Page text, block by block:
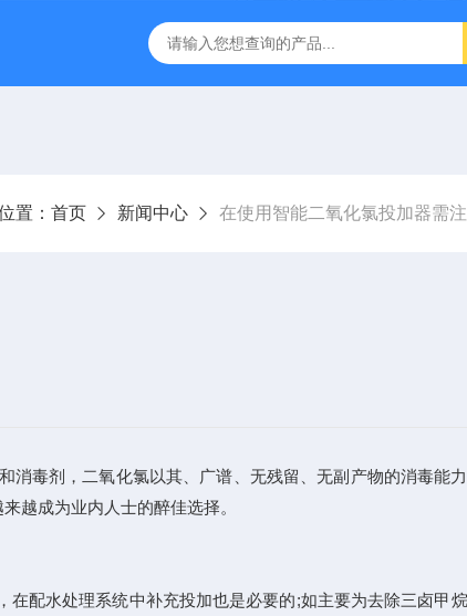
体化污水处理设备 电解法次氯酸钠发生器 二氧化氯发
置： 首页 新闻中心 在使用智能二氧化氯投加器需
毒剂，二氧化氯以其、广谱、无残留、无副产物的消毒能
越成为业内人士的醉佳选择。
配水处理系统中补充投加也是必要的;如主要为去除三卤甲